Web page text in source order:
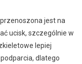
jest na
ucisk, szczególnie w
lepiej
dlatego